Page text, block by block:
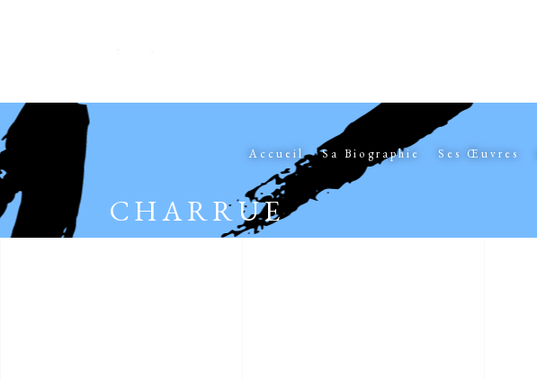
Accueil Sa Biographie Ses Œuvres
CHARRUE